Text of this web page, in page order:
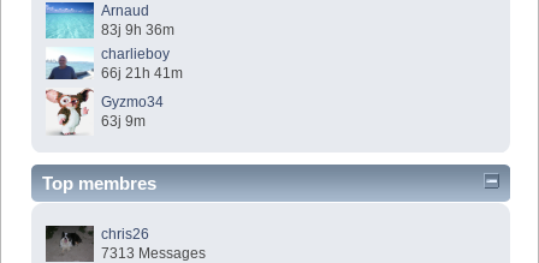
Arnaud
83j 9h 36m
charlieboy
66j 21h 41m
Gyzmo34
63j 9m
Top membres
chris26
7313 Messages